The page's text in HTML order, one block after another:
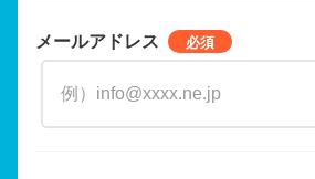
メールアドレス